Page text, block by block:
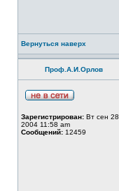
Вернуться наверх
Проф.А.И.Орлов
Зарегистрирован: Вт сен 28,
2004 11:58 am
Сообщений: 12459